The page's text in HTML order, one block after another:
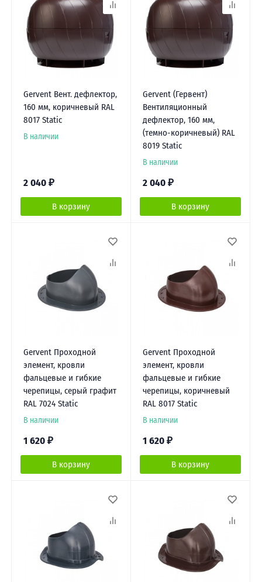
Gervent Вент. дефлектор,
160 мм, коричневый RAL
8017 Static
В наличии
2 040 ₽
В корзину
Gervent (Гервент)
Вентиляционный
дефлектор, 160 мм,
(темно-коричневый) RAL
8019 Static
В наличии
2 040 ₽
В корзину
Gervent Проходной
элемент, кровли
фальцевые и гибкие
черепицы, серый графит
RAL 7024 Static
В наличии
1 620 ₽
В корзину
Gervent Проходной
элемент, кровли
фальцевые и гибкие
черепицы, коричневый
RAL 8017 Static
В наличии
1 620 ₽
В корзину